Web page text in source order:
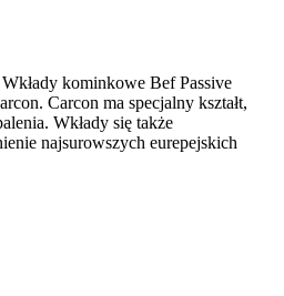
kominkowe Bef Passive
Carcon ma specjalny kształt,
Wkłady się także
najsurowszych eurepejskich